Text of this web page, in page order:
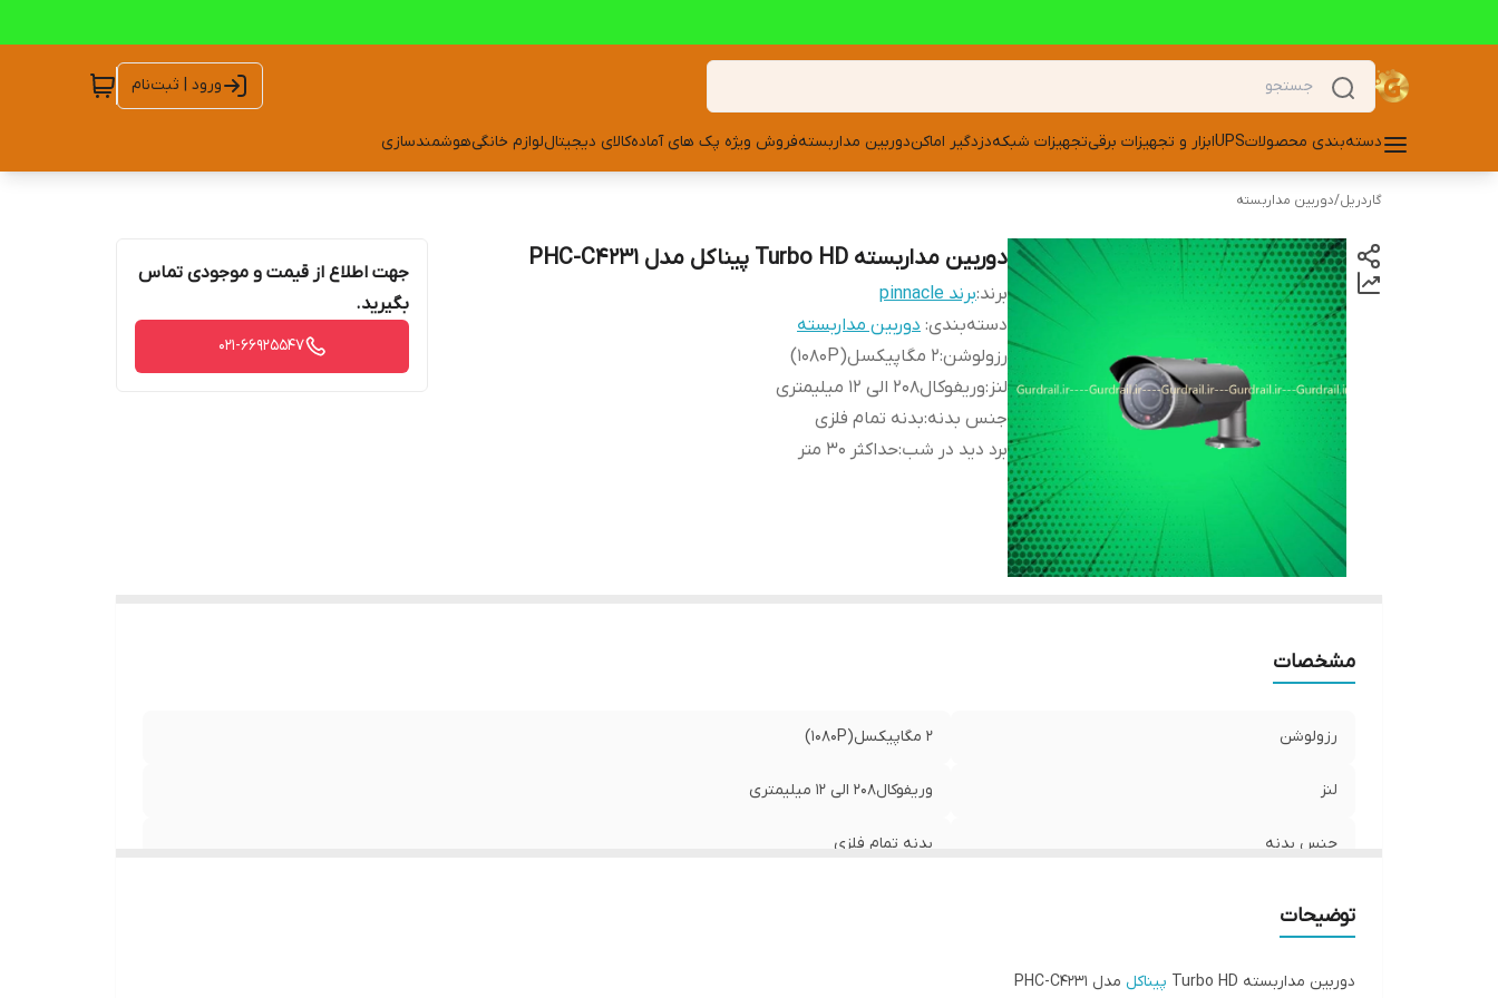
ورود | ثبت‌نام
دسته‌بندی محصولاتUPSابزار و تجهیزات برقیتجهیزات شبکهدزدگیر اماکندوربین مداربستهفروش ویژه پک های آمادهکالای دیجیتاللوازم خانگیهوشمندسازی
گاردریل/دوربین مداربسته
دوربین مداربسته Turbo HD پیناکل مدل PHC-C4231
برند:برند pinnacle
دسته‌بندی: دوربین مداربسته
رزولوشن:۲ مگاپیکسل(1080P)
لنز :وریفوکال208 الی 12 میلیمتری
جنس بدنه:بدنه تمام فلزی
برد دید در شب:حداکثر 30 متر
جهت اطلاع از قیمت و موجودی تماس
بگیرید.
021-66925547
مشخصات
رزولوشن ۲ مگاپیکسل(1080P)
لنز وریفوکال208 الی 12 میلیمتری
جنس بدنه بدنه تمام فلزی
توضیحات
دوربین مداربسته Turbo HD پیناکل مدل PHC-C4231